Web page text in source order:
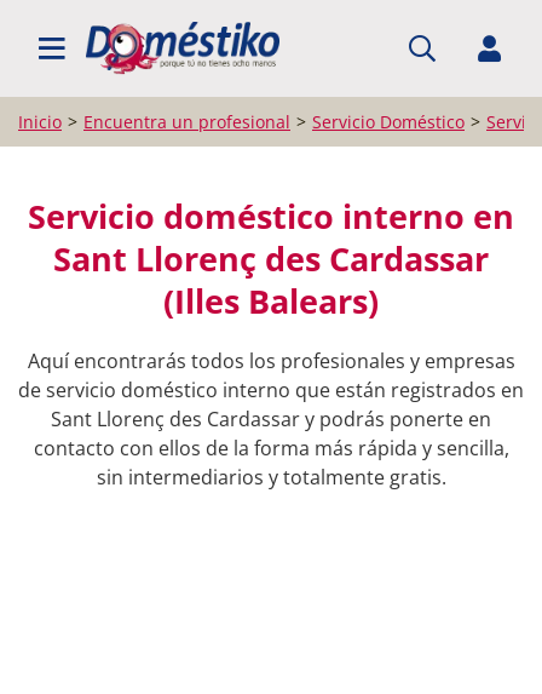
BUSCAR PROFESIONALES
Inicio Encuentra un profesional Servicio Doméstico
Servicio doméstico interno en
Sant Llorenç des Cardassar
(Illes Balears)
Aquí encontrarás todos los profesionales y empresas
de servicio doméstico interno que están registrados en
Sant Llorenç des Cardassar y podrás ponerte en
contacto con ellos de la forma más rápida y sencilla,
sin intermediarios y totalmente gratis.